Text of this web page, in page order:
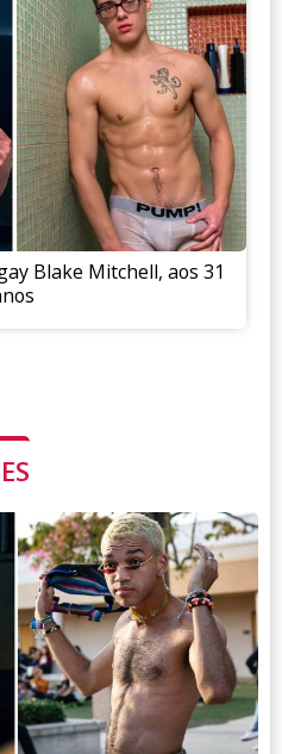
Blake Mitchell, aos 31